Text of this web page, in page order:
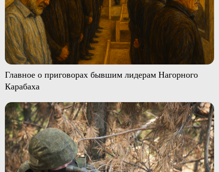
Главное о приговорах бывшим лидерам Нагорного
Карабаха